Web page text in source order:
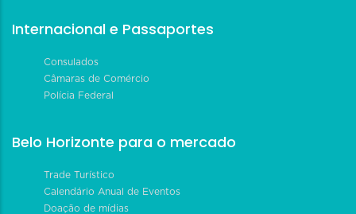
Internacional e Passaportes
Consulados
Câmaras de Comércio
Polícia Federal
Belo Horizonte para o mercado
Trade Turístico
Calendário Anual de Eventos
Doação de mídias